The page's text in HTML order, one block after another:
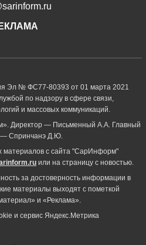
Эл № ФС77-80393 от 01 марта 2021
по надзору в сфере связи,
и массовых коммуникаций.
Директор — Письменный А.А. Главный
— Спринчанэ Д.Ю.
материалов с сайта "СарИнформ"
или на страницу с новостью.
за достоверность информации в
материалы выходят с пометкой
и «Реклама».
и сервиc Яндекс.Метрика